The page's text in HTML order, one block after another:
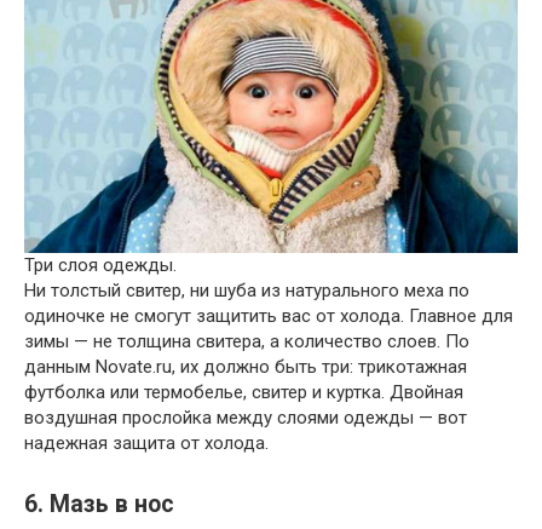
Три слоя одежды.
Ни толстый свитер, ни шуба из натурального меха по
одиночке не смогут защитить вас от холода. Главное для
зимы — не толщина свитера, а количество слоев. По
данным Novate.ru, их должно быть три: трикотажная
футболка или термобелье, свитер и куртка. Двойная
воздушная прослойка между слоями одежды — вот
надежная защита от холода.
6. Мазь в нос